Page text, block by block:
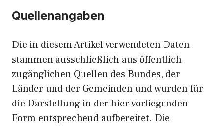
Quellenangaben
Die in diesem Artikel verwendeten Daten
stammen ausschließlich aus öffentlich
zugänglichen Quellen des Bundes, der
Länder und der Gemeinden und wurden für
die Darstellung in der hier vorliegenden
Form entsprechend aufbereitet. Die